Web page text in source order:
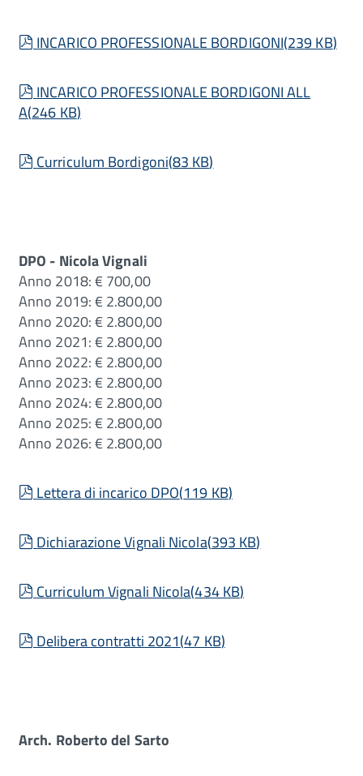
pdf
INCARICO PROFESSIONALE BORDIGONI(239 KB)
pdf
INCARICO PROFESSIONALE BORDIGONI ALL
A(246 KB)
pdf
Curriculum Bordigoni(83 KB)
DPO - Nicola Vignali
Anno 2018: € 700,00
Anno 2019: € 2.800,00
Anno 2020: € 2.800,00
Anno 2021: € 2.800,00
Anno 2022: € 2.800,00
Anno 2023: € 2.800,00
Anno 2024: € 2.800,00
Anno 2025: € 2.800,00
Anno 2026: € 2.800,00
pdf
Lettera di incarico DPO(119 KB)
pdf
Dichiarazione Vignali Nicola(393 KB)
pdf
Curriculum Vignali Nicola(434 KB)
pdf
Delibera contratti 2021(47 KB)
Arch. Roberto del Sarto